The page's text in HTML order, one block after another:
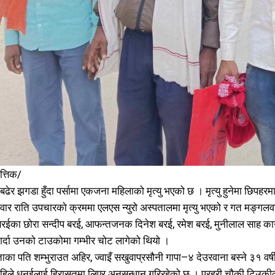
समाचार 1080
215
राजनीति 55
54
फिचर 28
विशेष 25
शिक्षा 19
बागमती 16
स्वास्थ्य 15
खेलकूद 15
खेल 13
समाचार 1080
215
राजनीति 55
54
फिचर 28
विशेष 25
शिक्षा 19
बागमती 16
स्वास्थ्य 15
खेलकूद 15
खेल 13
झगडा हुँदा पर्सामा एकजना महिलाको मृत्यु भएको छ । मृत्यु हुनेमा
राति उपचारको क्रममा एलएस न्युरो अस्पतालमा मृत्यु भएको र गत
छोरा सन्दीप बरई, आफन्तजनक दिनेश बरई, रमेश बरई, मुनीलाल साह
उनको टाउकोमा गम्भीर चोट लागेको थियो ।
पति शम्भुराउत अहिर, ज्वाइँ सखुवाप्रसौनी गापा–४ देउरवाना बस्ने ३१